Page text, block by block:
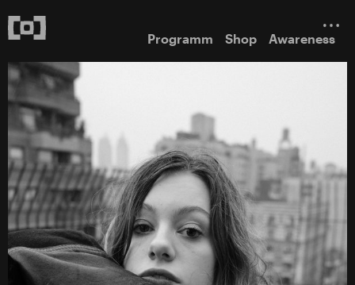
Programm Shop Awareness